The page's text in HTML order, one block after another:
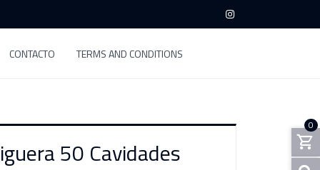
CONTACTO TERMS AND CONDITIONS
0
50 Cavidades